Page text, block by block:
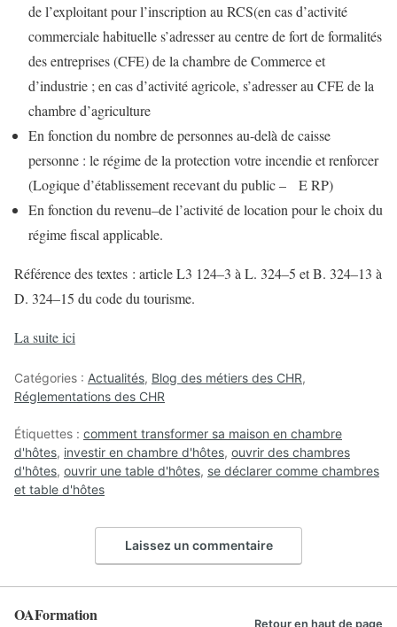
de l’exploitant pour l’inscription au RCS(en cas d’activité
commerciale habituelle s’adresser au centre de fort de formalités
des entreprises (CFE) de la chambre de Commerce et
d’industrie ; en cas d’activité agricole, s’adresser au CFE de la
chambre d’agriculture
En fonction du nombre de personnes au-delà de caisse
personne : le régime de la protection votre incendie et renforcer
(Logique d’établissement recevant du public – E RP)
En fonction du revenu–de l’activité de location pour le choix du
régime fiscal applicable.
Référence des textes : article L3 124–3 à L. 324–5 et B. 324–13 à
D. 324–15 du code du tourisme.
La suite ici
Catégories : Actualités, Blog des métiers des CHR,
Réglementations des CHR
Étiquettes : comment transformer sa maison en chambre
d'hôtes, investir en chambre d'hôtes, ouvrir des chambres
d'hôtes, ouvrir une table d'hôtes, se déclarer comme chambres
et table d'hôtes
Laissez un commentaire
OAFormation Retour en haut de page